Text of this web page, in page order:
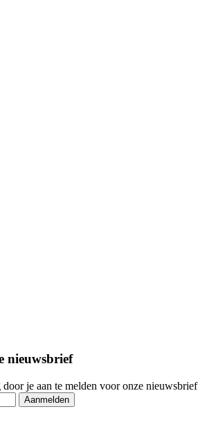
nieuwsbrief
je aan te melden voor onze nieuwsbrief
Aanmelden